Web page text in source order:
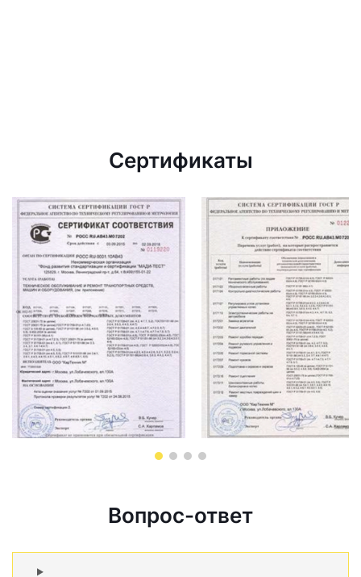
Сертификаты
Вопрос-ответ